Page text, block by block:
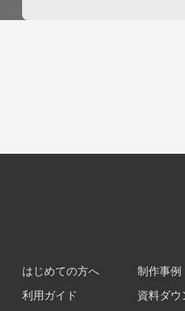
はじめての方へ
制作事例
利用ガイド
資料ダウ